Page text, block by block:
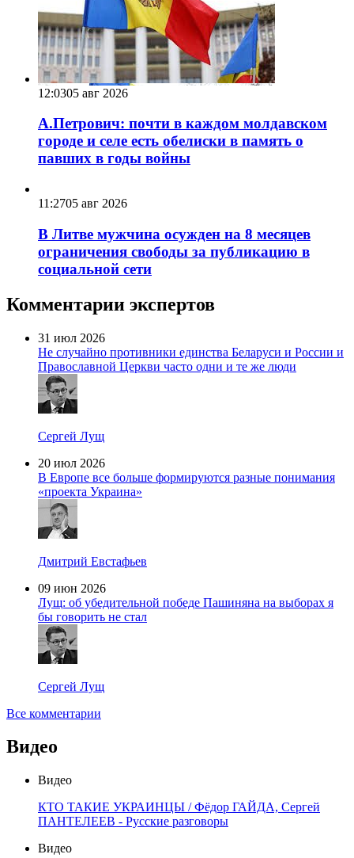
12:0305 авг 2026
А.Петрович: почти в каждом молдавском
городе и селе есть обелиски в память о
павших в годы войны
11:2705 авг 2026
В Литве мужчина осужден на 8 месяцев
ограничения свободы за публикацию в
социальной сети
Комментарии экспертов
31 июл 2026
Не случайно противники единства Беларуси и России и
Православной Церкви часто одни и те же люди
Сергей Лущ
20 июл 2026
В Европе все больше формируются разные понимания
«проекта Украина»
Дмитрий Евстафьев
09 июн 2026
Лущ: об убедительной победе Пашиняна на выборах я
бы говорить не стал
Сергей Лущ
Все комментарии
Видео
Видео
КТО ТАКИЕ УКРАИНЦЫ / Фёдор ГАЙДА, Сергей
ПАНТЕЛЕЕВ - Русские разговоры
Видео